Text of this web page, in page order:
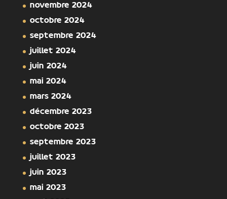
novembre 2024
octobre 2024
septembre 2024
juillet 2024
juin 2024
mai 2024
mars 2024
décembre 2023
octobre 2023
septembre 2023
juillet 2023
juin 2023
mai 2023